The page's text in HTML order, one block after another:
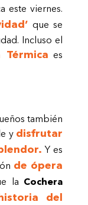
este viernes.
que se
Incluso el
es
también
y disfrutar
Y es
de ópera
la Cochera
del